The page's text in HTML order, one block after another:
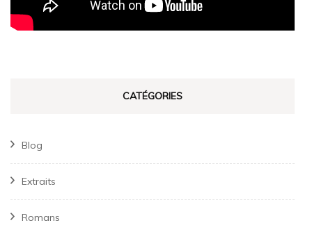
CATÉGORIES
Blog
Extraits
Romans